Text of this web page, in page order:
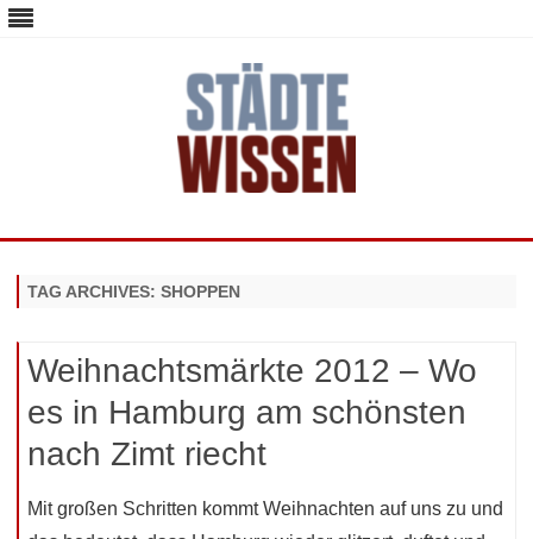
Deutschlands Metropolen
Skip
TAG ARCHIVES: SHOPPEN
Weihnachtsmärkte 2012 – Wo
es in Hamburg am schönsten
nach Zimt riecht
Mit großen Schritten kommt Weihnachten auf uns zu und